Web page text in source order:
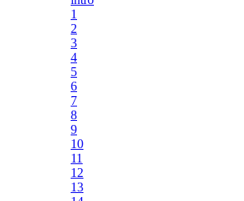
1
2
3
4
5
6
7
8
9
10
11
12
13